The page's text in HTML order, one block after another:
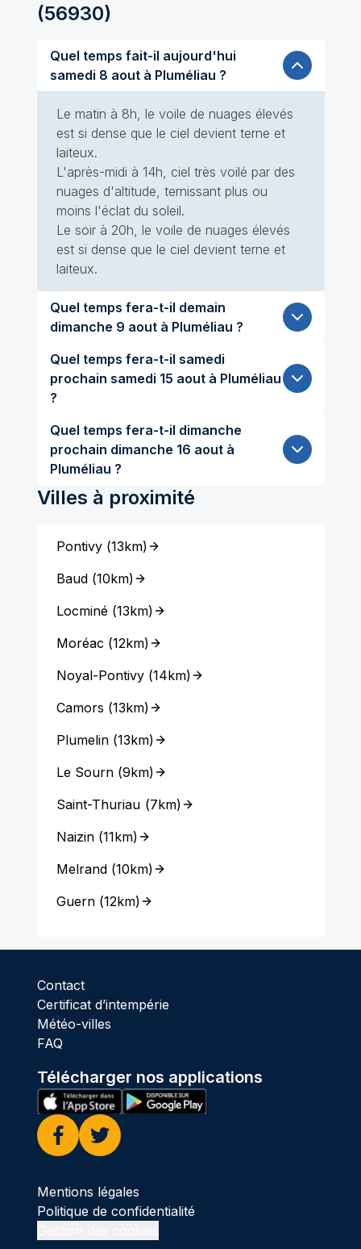
(56930)
Quel temps fait-il aujourd'hui
samedi 8 aout à Pluméliau ?
Le matin à 8h, le voile de nuages élevés
est si dense que le ciel devient terne et
laiteux.
L'après-midi à 14h, ciel très voilé par des
nuages d'altitude, ternissant plus ou
moins l'éclat du soleil.
Le soir à 20h, le voile de nuages élevés
est si dense que le ciel devient terne et
laiteux.
Quel temps fera-t-il demain
dimanche 9 aout à Pluméliau ?
Quel temps fera-t-il samedi
prochain samedi 15 aout à Pluméliau
?
Quel temps fera-t-il dimanche
prochain dimanche 16 aout à
Pluméliau ?
Villes à proximité
Pontivy(13km)
Baud(10km)
Locminé(13km)
Moréac (12km)
Noyal-Pontivy(14km)
Camors (13km)
Plumelin(13km)
Le Sourn(9km)
Saint-Thuriau (7km)
Naizin(11km)
Melrand(10km)
Guern(12km)
Contact
Certificat d’intempérie
Météo-villes
FAQ
Télécharger nos applications
Facebook
Twitter
Mentions légales
Politique de confidentialité